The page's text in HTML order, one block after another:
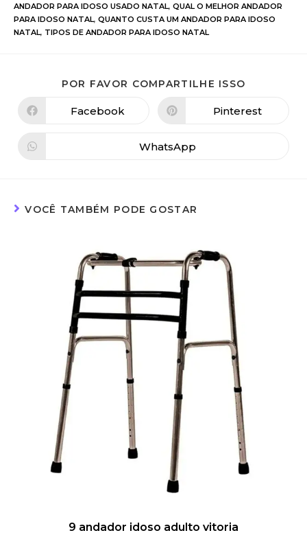
ANDADOR PARA IDOSO USADO NATAL, QUAL O MELHOR ANDADOR
PARA IDOSO NATAL, QUANTO CUSTA UM ANDADOR PARA IDOSO
NATAL, TIPOS DE ANDADOR PARA IDOSO NATAL
POR FAVOR COMPARTILHE ISSO
Facebook Pinterest
WhatsApp
VOCÊ TAMBÉM PODE GOSTAR
9 andador idoso adulto vitoria